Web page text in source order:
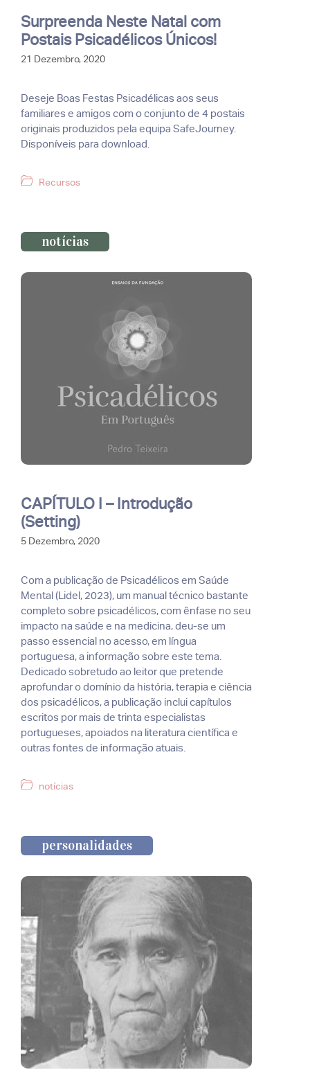
Surpreenda Neste Natal com
Postais Psicadélicos Únicos!
21 Dezembro, 2020
Deseje Boas Festas Psicadélicas aos seus
familiares e amigos com o conjunto de 4 postais
originais produzidos pela equipa SafeJourney.
Disponíveis para download.
Categorias
Recursos
notícias
CAPÍTULO I – Introdução
(Setting)
5 Dezembro, 2020
Com a publicação de Psicadélicos em Saúde
Mental (Lidel, 2023), um manual técnico bastante
completo sobre psicadélicos, com ênfase no seu
impacto na saúde e na medicina, deu-se um
passo essencial no acesso, em língua
portuguesa, a informação sobre este tema.
Dedicado sobretudo ao leitor que pretende
aprofundar o domínio da história, terapia e ciência
dos psicadélicos, a publicação inclui capítulos
escritos por mais de trinta especialistas
portugueses, apoiados na literatura científica e
outras fontes de informação atuais.
Categorias
notícias
personalidades